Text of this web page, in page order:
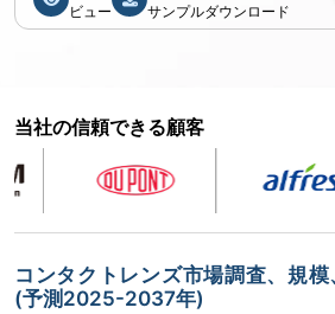
ビュー
サンプルダウンロード
当社の信頼できる顧客
コンタクトレンズ市場調査、規
(予測2025-2037年)